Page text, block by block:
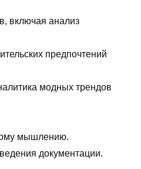
включая анализ
предпочтений
модных трендов
мышлению.
документации.